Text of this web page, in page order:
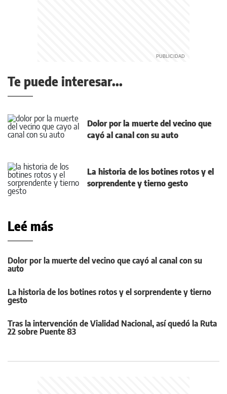
Te puede interesar...
Dolor por la muerte del vecino que
cayó al canal con su auto
La historia de los botines rotos y el
sorprendente y tierno gesto
Leé más
Dolor por la muerte del vecino que cayó al canal con su
auto
La historia de los botines rotos y el sorprendente y tierno
gesto
Tras la intervención de Vialidad Nacional, así quedó la Ruta
22 sobre Puente 83